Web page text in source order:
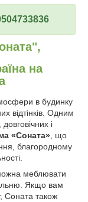
на
в будинку
відтінків. Одним
і
«Соната», що
благородному
меблювати
Якщо вам
Соната також